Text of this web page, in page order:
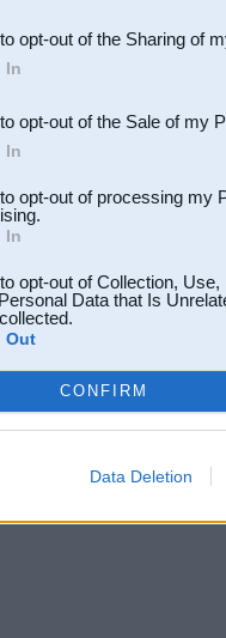
Participants
opt-out of the Sharing of
In
opt-out of the Sale of my
In
opt-out of processing my
In
opt-out of Collection,
Data that Is
Out
CONFIRM
Data Deletion